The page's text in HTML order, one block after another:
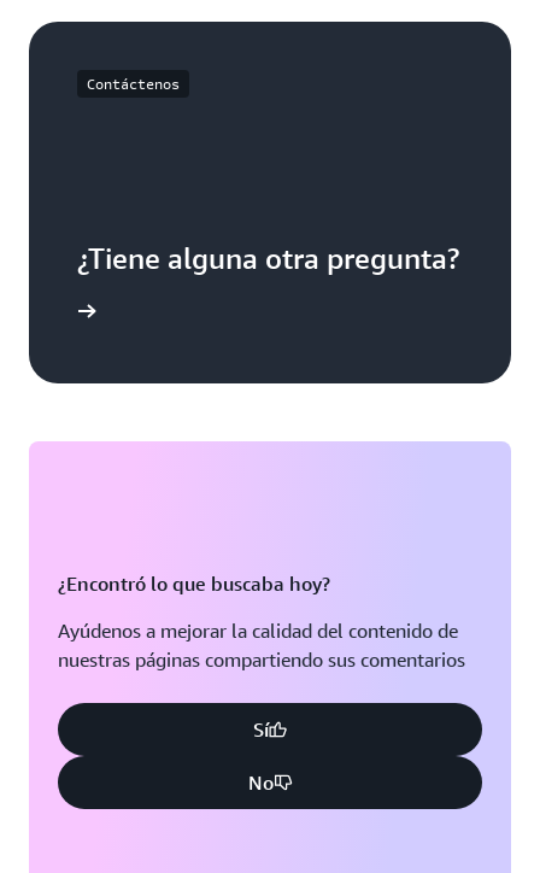
Contáctenos
¿Tiene alguna otra pregunta?
¿Encontró lo que buscaba hoy?
Ayúdenos a mejorar la calidad del contenido de
nuestras páginas compartiendo sus comentarios
Sí
No